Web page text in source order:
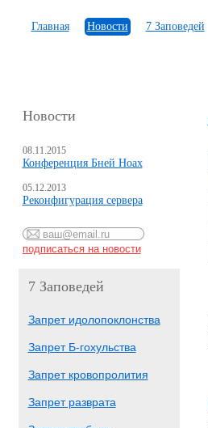
Главная Новости 7 Заповедей
Новости
08.11.2015
Конференция Бней Ноах
05.12.2013
Реконфигурация сервера
7 Заповедей
Запрет идолопоклонства
Запрет Б-гохульства
Запрет кровопролития
Запрет разврата